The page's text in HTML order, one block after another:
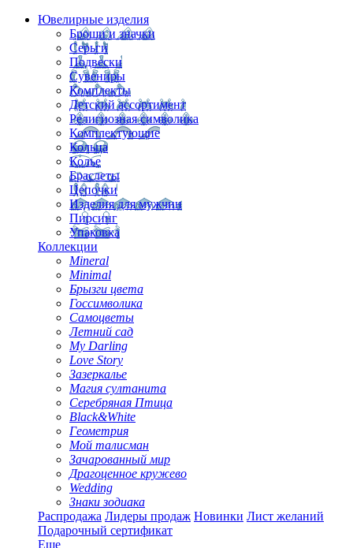
Ювелирные изделия
Броши и значки
Серьги
Подвески
Сувениры
Комплекты
Детский ассортимент
Религиозная символика
Комплектующие
Кольца
Колье
Браслеты
Цепочки
Изделия для мужчин
Пирсинг
Упаковка
Коллекции
Mineral
Minimal
Брызги цвета
Госсимволика
Самоцветы
Летний сад
My Darling
Love Story
Зазеркалье
Магия султанита
Серебряная Птица
Black&White
Геометрия
Мой талисман
Зачарованный мир
Драгоценное кружево
Wedding
Знаки зодиака
Распродажа Лидеры продаж Новинки Лист желаний
Подарочный сертификат
Еще